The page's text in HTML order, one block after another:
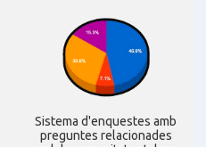
a MILTON KEYNES
a Newcastle upon Tyne
a NOTTINGHAM
Sistema d'enquestes amb
preguntes relacionades